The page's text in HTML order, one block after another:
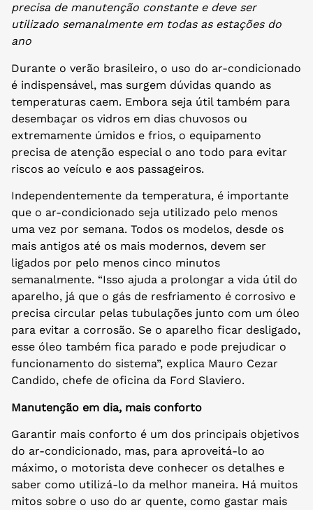
precisa de manutenção constante e deve ser
utilizado semanalmente em todas as estações do
ano
Durante o verão brasileiro, o uso do ar-condicionado
é indispensável, mas surgem dúvidas quando as
temperaturas caem. Embora seja útil também para
desembaçar os vidros em dias chuvosos ou
extremamente úmidos e frios, o equipamento
precisa de atenção especial o ano todo para evitar
riscos ao veículo e aos passageiros.
Independentemente da temperatura, é importante
que o ar-condicionado seja utilizado pelo menos
uma vez por semana. Todos os modelos, desde os
mais antigos até os mais modernos, devem ser
ligados por pelo menos cinco minutos
semanalmente. “Isso ajuda a prolongar a vida útil do
aparelho, já que o gás de resfriamento é corrosivo e
precisa circular pelas tubulações junto com um óleo
para evitar a corrosão. Se o aparelho ficar desligado,
esse óleo também fica parado e pode prejudicar o
funcionamento do sistema”, explica Mauro Cezar
Candido, chefe de oficina da Ford Slaviero.
Manutenção em dia, mais conforto
Garantir mais conforto é um dos principais objetivos
do ar-condicionado, mas, para aproveitá-lo ao
máximo, o motorista deve conhecer os detalhes e
saber como utilizá-lo da melhor maneira. Há muitos
mitos sobre o uso do ar quente, como gastar mais